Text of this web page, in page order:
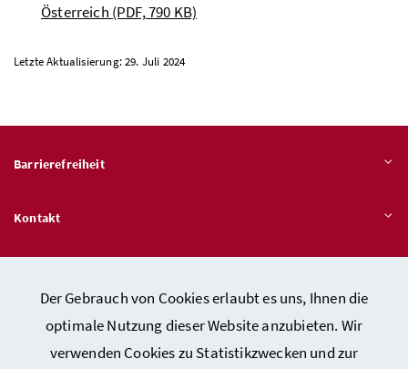
Der Gebrauch von Cookies erlaubt es uns, Ihnen die
optimale Nutzung dieser Website anzubieten. Wir
verwenden Cookies zu Statistikzwecken und zur
Österreich (PDF, 790 KB)
Letzte Aktualisierung: 29. Juli 2024
Barrierefreiheit
Kontakt
Hinweisgeber:innen – Stelle für Rechtsverletzungen